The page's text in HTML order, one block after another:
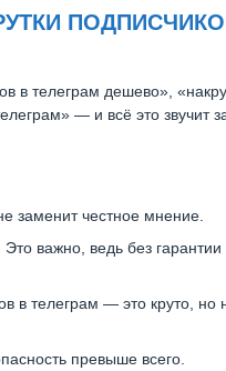
в телеграм дешево»,
— и всё это звучит
заменит честное мнение.
важно, ведь без
в телеграм — это круто,
превыше всего.